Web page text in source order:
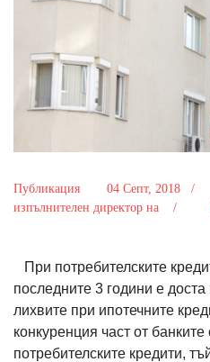
Публикация 04 Септ, 2018 /
изпълнителен директор на /
При потребителските
последните 3 години е
лихвите при ипотечните
конкуренция част от
потребителските кредити,